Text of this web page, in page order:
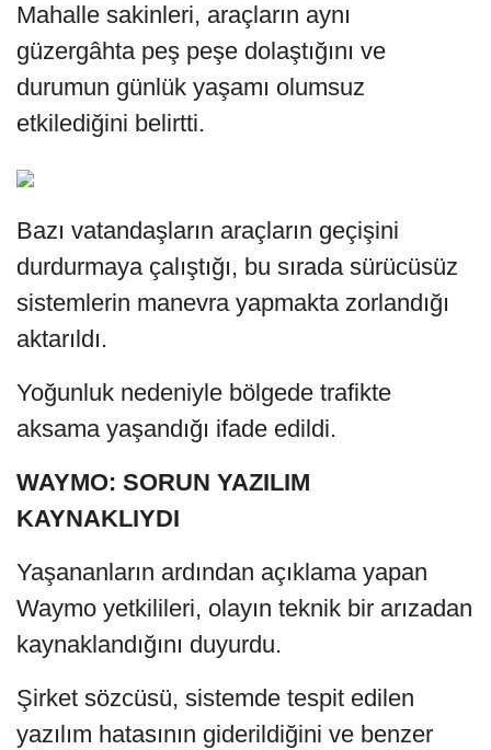
Mahalle sakinleri, araçların aynı
güzergâhta peş peşe dolaştığını ve
durumun günlük yaşamı olumsuz
etkilediğini belirtti.
Bazı vatandaşların araçların geçişini
durdurmaya çalıştığı, bu sırada sürücüsüz
sistemlerin manevra yapmakta zorlandığı
aktarıldı.
Yoğunluk nedeniyle bölgede trafikte
aksama yaşandığı ifade edildi.
WAYMO: SORUN YAZILIM
KAYNAKLIYDI
Yaşananların ardından açıklama yapan
Waymo yetkilileri, olayın teknik bir arızadan
kaynaklandığını duyurdu.
Şirket sözcüsü, sistemde tespit edilen
yazılım hatasının giderildiğini ve benzer